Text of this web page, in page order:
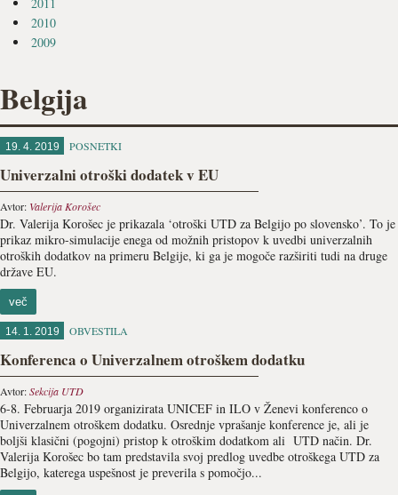
2010
2009
Belgija
19. 4. 2019 POSNETKI
Univerzalni otroški dodatek v EU
Avtor: Valerija Korošec
Dr. Valerija Korošec je prikazala ‘otroški UTD za Belgijo po slovensko’. To je
prikaz mikro-simulacije enega od možnih pristopov k uvedbi univerzalnih
otroških dodatkov na primeru Belgije, ki ga je mogoče razširiti tudi na druge
države EU.
več
14. 1. 2019 OBVESTILA
Konferenca o Univerzalnem otroškem dodatku
Avtor:Sekcija UTD
6-8. Februarja 2019 organizirata UNICEF in ILO v Ženevi konferenco o
Univerzalnem otroškem dodatku. Osrednje vprašanje konference je, ali je
boljši klasični (pogojni) pristop k otroškim dodatkom ali UTD način. Dr.
Valerija Korošec bo tam predstavila svoj predlog uvedbe otroškega UTD za
Belgijo, katerega uspešnost je preverila s pomočjo...